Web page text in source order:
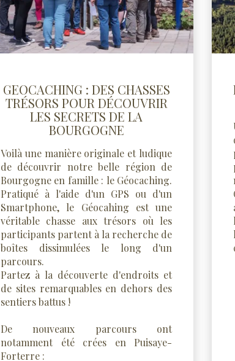
GEOCACHING : DES CHASSES
TRÉSORS POUR DÉCOUVRIR
LES SECRETS DE LA
BOURGOGNE
Voilà une manière originale et ludique
de découvrir notre belle région de
Bourgogne en famille : le Géocaching.
Pratiqué à l'aide d'un GPS ou d'un
Smartphone, le Géocahing est une
véritable chasse aux trésors où les
participants partent à la recherche de
boîtes dissimulées le long d'un
parcours.
Partez à la découverte d'endroits et
de sites remarquables en dehors des
sentiers battus !
De nouveaux parcours ont
notamment été crées en Puisaye-
Forterre :